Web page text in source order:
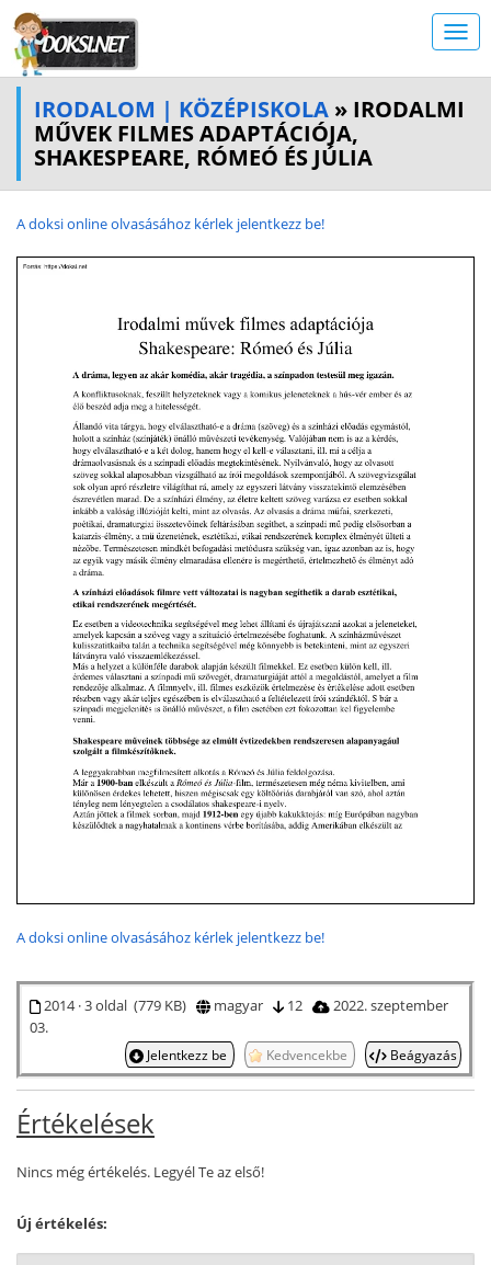
IRODALOM | KÖZÉPISKOLA » IRODALMI
MŰVEK FILMES ADAPTÁCIÓJA,
SHAKESPEARE, RÓMEÓ ÉS JÚLIA
A doksi online olvasásához kérlek jelentkezz be!
A doksi online olvasásához kérlek jelentkezz be!
2014 · 3 oldal (779 KB) magyar 12
2022. szeptember
03.
Jelentkezz be Kedvencekbe Beágyazás
Értékelések
Nincs még értékelés. Legyél Te az első!
Új értékelés: